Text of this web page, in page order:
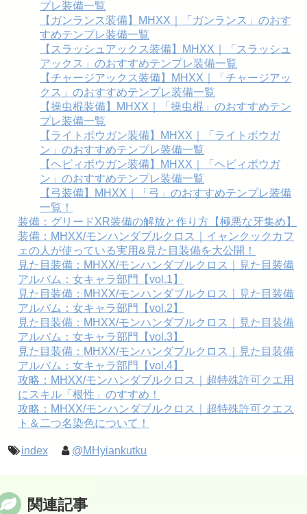
プレ装備一覧
【ガンランス装備】MHXX｜「ガンランス」のおす
すめテンプレ装備一覧
【スラッシュアックス装備】MHXX｜「スラッシュ
アックス」のおすすめテンプレ装備一覧
【チャージアックス装備】MHXX｜「チャージアッ
クス」のおすすめテンプレ装備一覧
【操虫棍装備】MHXX｜「操虫棍」のおすすめテン
プレ装備一覧
【ライトボウガン装備】MHXX｜「ライトボウガ
ン」のおすすめテンプレ装備一覧
【ヘビィボウガン装備】MHXX｜「ヘビィボウガ
ン」のおすすめテンプレ装備一覧
【弓装備】MHXX｜「弓」のおすすめテンプレ装備
一覧！
装備：グリードXR装備の解放と作り方【極悪な牙集め】
装備：MHXX/モンハンダブルクロス｜イャンクックカフ
ェの人が使っている実用&見た目装備を大公開！
見た目装備：MHXX/モンハンダブルクロス｜見た目装備
アルバム：女キャラ部門【vol.1】
見た目装備：MHXX/モンハンダブルクロス｜見た目装備
アルバム：女キャラ部門【vol.2】
見た目装備：MHXX/モンハンダブルクロス｜見た目装備
アルバム：女キャラ部門【vol.3】
見た目装備：MHXX/モンハンダブルクロス｜見た目装備
アルバム：女キャラ部門【vol.4】
攻略：MHXX/モンハンダブルクロス｜超特殊許可クエ用
にスキル「根性」のすすめ！
攻略：MHXX/モンハンダブルクロス｜超特殊許可クエス
ト＆二つ名染色について！
index @MHyiankutku
関連記事